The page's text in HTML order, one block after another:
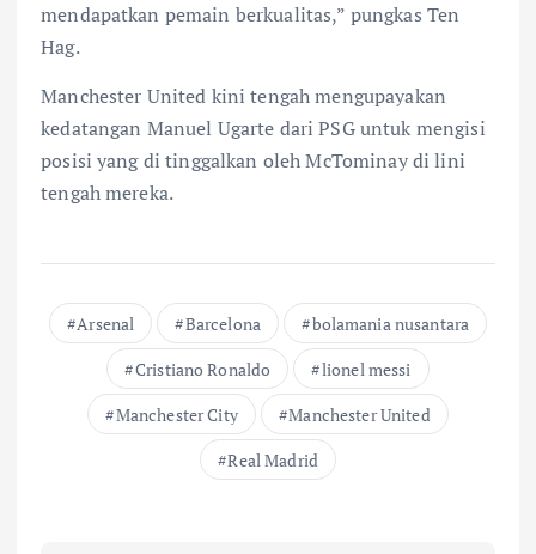
mendapatkan pemain berkualitas,” pungkas Ten
Hag.
Manchester United kini tengah mengupayakan
kedatangan Manuel Ugarte dari PSG untuk mengisi
posisi yang di tinggalkan oleh McTominay di lini
tengah mereka.
Arsenal Barcelona
bolamania nusantara
Cristiano Ronaldo
lionel messi
Manchester City
Manchester United
Real Madrid